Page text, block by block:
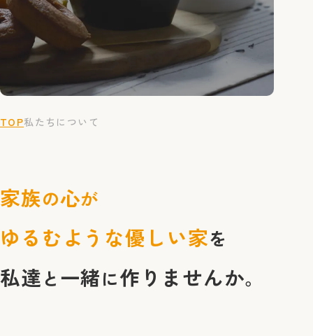
TOP私たちについて
家族の心が
ゆるむような優しい家を
私達と一緒に作りませんか。